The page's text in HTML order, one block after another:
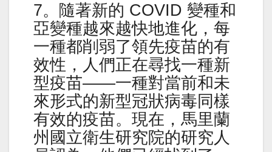
7。隨著新的 COVID 變種和
亞變種越來越快地進化，每
一種都削弱了領先疫苗的有
效性，人們正在尋找一種新
型疫苗——一種對當前和未
來形式的新型冠狀病毒同樣
有效的疫苗。現在，馬里蘭
州國立衛生研究院的研究人